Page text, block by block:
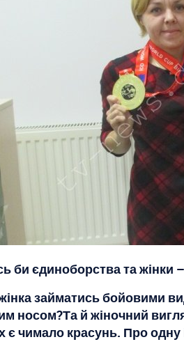
би єдиноборства та жінки
займатись бойовими
носом?Та й жіночний
є чимало красунь. Про одну